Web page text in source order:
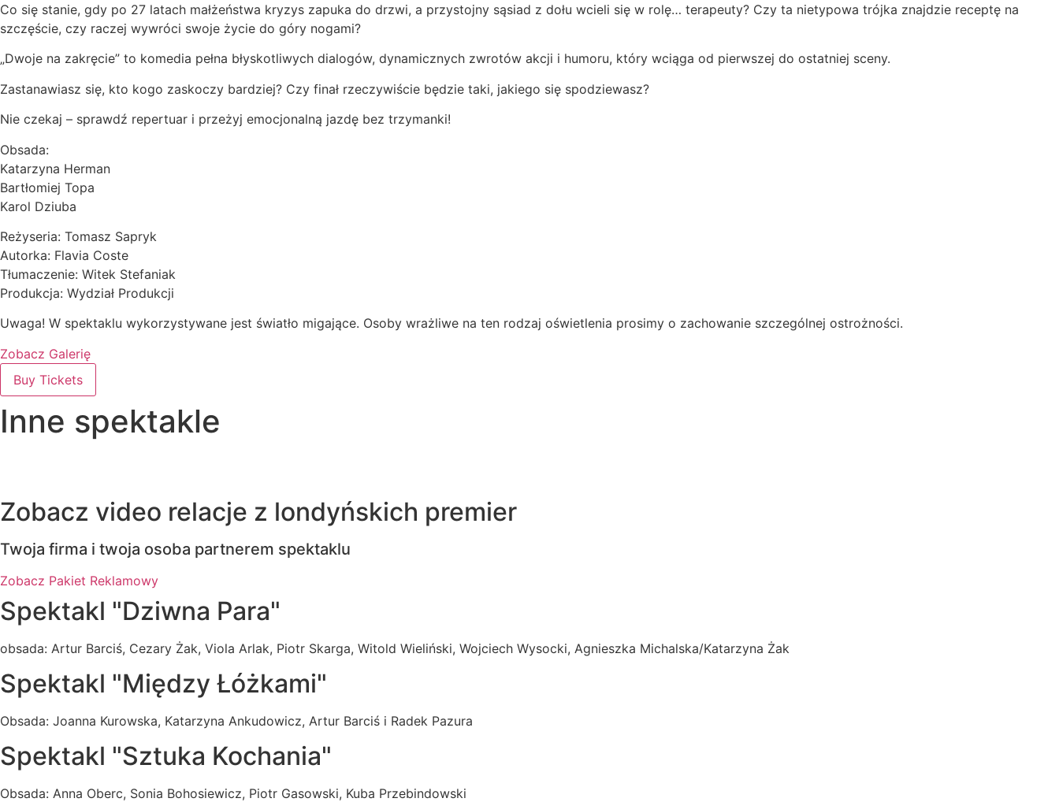
Co się stanie, gdy po 27 latach małżeństwa kryzys zapuka do drzwi, a przystojny sąsiad z dołu wcieli się w rolę… terapeuty? Czy ta nietypowa trójka znajdzie receptę na
szczęście, czy raczej wywróci swoje życie do góry nogami?
„Dwoje na zakręcie” to komedia pełna błyskotliwych dialogów, dynamicznych zwrotów akcji i humoru, który wciąga od pierwszej do ostatniej sceny.
Zastanawiasz się, kto kogo zaskoczy bardziej? Czy finał rzeczywiście będzie taki, jakiego się spodziewasz?
Nie czekaj – sprawdź repertuar i przeżyj emocjonalną jazdę bez trzymanki!
Obsada:
Katarzyna Herman
Bartłomiej Topa
Karol Dziuba
Reżyseria: Tomasz Sapryk
Autorka: Flavia Coste
Tłumaczenie: Witek Stefaniak
Produkcja: Wydział Produkcji
Uwaga! W spektaklu wykorzystywane jest światło migające. Osoby wrażliwe na ten rodzaj oświetlenia prosimy o zachowanie szczególnej ostrożności.
Zobacz Galerię
Buy Tickets
Inne spektakle
Zobacz video relacje z londyńskich premier
Twoja firma i twoja osoba partnerem spektaklu
Zobacz Pakiet Reklamowy
Spektakl "Dziwna Para"
obsada: Artur Barciś, Cezary Żak, Viola Arlak, Piotr Skarga, Witold Wieliński, Wojciech Wysocki, Agnieszka Michalska/Katarzyna Żak
Spektakl "Między Łóżkami"
Obsada: Joanna Kurowska, Katarzyna Ankudowicz, Artur Barciś i Radek Pazura
Spektakl "Sztuka Kochania"
Obsada: Anna Oberc, Sonia Bohosiewicz, Piotr Gasowski, Kuba Przebindowski